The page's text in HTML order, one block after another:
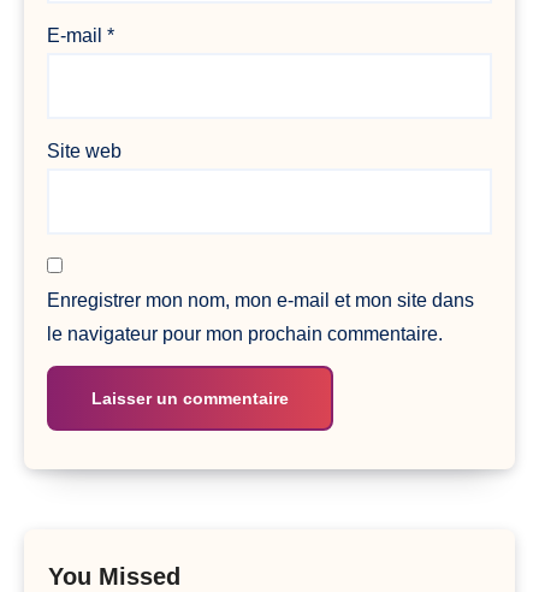
E-mail*
Site web
Enregistrer mon nom, mon e-mail et mon site dans
le navigateur pour mon prochain commentaire.
You Missed